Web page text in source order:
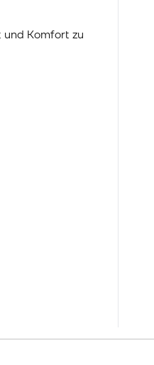
und Komfort zu